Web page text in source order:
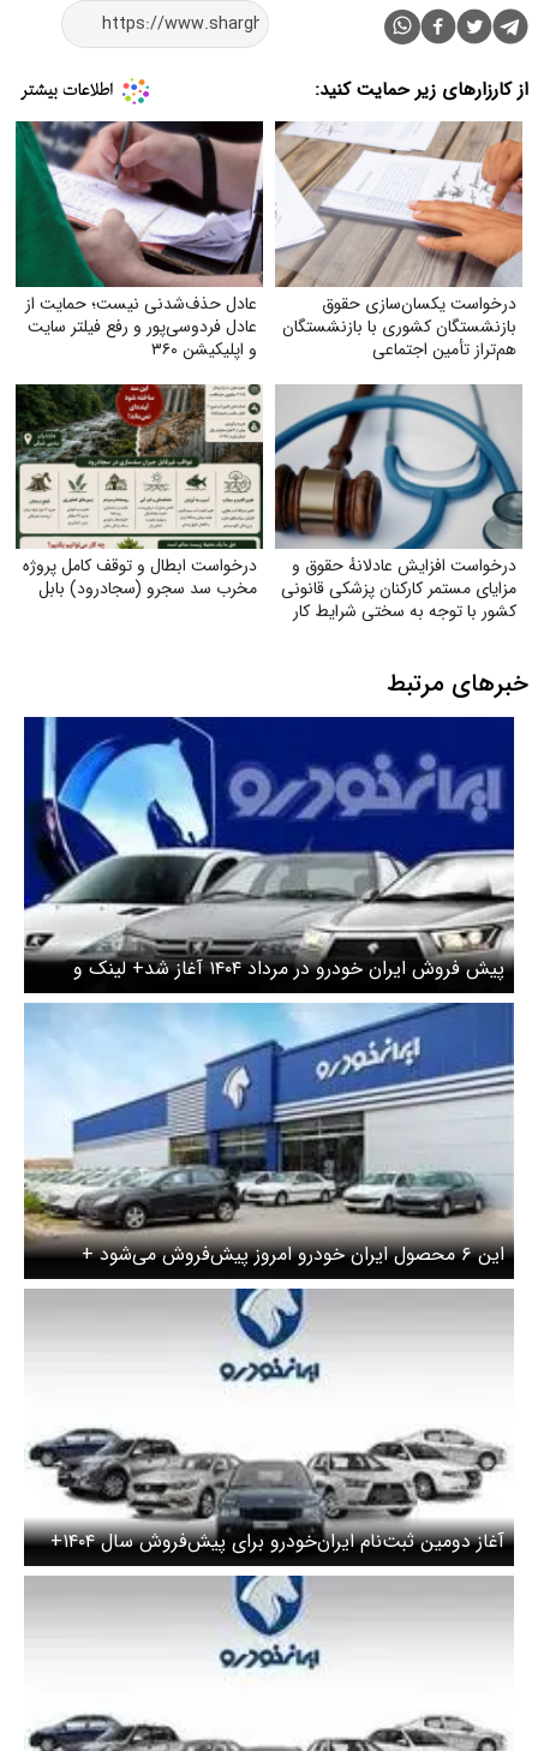
از کارزارهای زیر حمایت کنید:
درخواست یکسان‌سازی حقوق
بازنشستگان کشوری با بازنشستگان
هم‌تراز تأمین اجتماعی
عادل حذف‌شدنی نیست؛ حمایت از
عادل فردوسی‌پور و رفع فیلتر سایت
و اپلیکیشن ۳۶۰
درخواست افزایش عادلانهٔ حقوق و
مزایای مستمر کارکنان پزشکی قانونی
کشور با توجه به سختی شرایط کار
درخواست ابطال و توقف کامل پروژه
مخرب سد سجرو (سجادرود) بابل
خبرهای مرتبط
پیش فروش ایران خودرو در مرداد ۱۴۰۴ آغاز شد+ لینک و
جزئیات
این ۶ محصول ایران خودرو امروز پیش‌فروش می‌شود +
جزییات
آغاز دومین ثبت‌نام ایران‌خودرو برای پیش‌فروش سال ۱۴۰۴+
جزئیات و لینک